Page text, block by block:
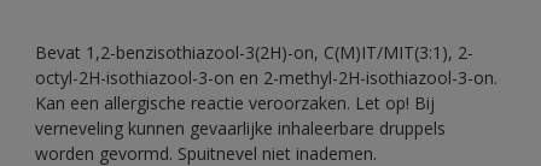
Bevat 1,2-benzisothiazool-3(2H)-on, C(M)IT/MIT(3:1), 2-
octyl-2H-isothiazool-3-on en 2-methyl-2H-isothiazool-3-on.
Kan een allergische reactie veroorzaken. Let op! Bij
verneveling kunnen gevaarlijke inhaleerbare druppels
worden gevormd. Spuitnevel niet inademen.